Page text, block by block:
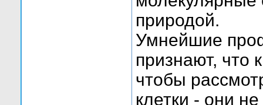
природой.
Умнейшие
признают, что
чтобы
клетки - они